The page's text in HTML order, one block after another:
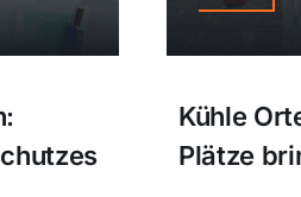
Kühle
Plätze